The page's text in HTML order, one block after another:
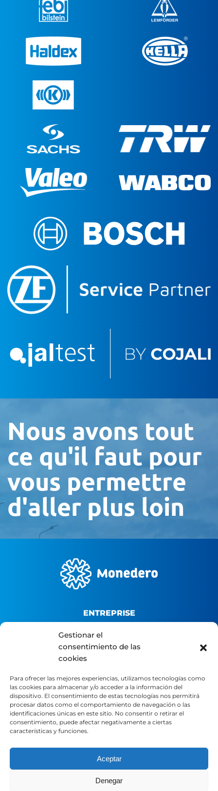
Gestionar el
consentimiento de las
cookies
Para ofrecer las mejores experiencias, utilizamos tecnologías como
las cookies para almacenar y/o acceder a la información del
dispositivo. El consentimiento de estas tecnologías nos permitirá
procesar datos como el comportamiento de navegación o las
identificaciones únicas en este sitio. No consentir o retirar el
consentimiento, puede afectar negativamente a ciertas
características y funciones.
Aceptar
Denegar
Nous avons tout
ce qu'il faut pour
vous permettre
d'aller plus loin
ENTREPRISE
Qui sommes-nous ?
Plateforme B2B
Contact
LÉGAL
Politique de confidentialité
Politique en matière de cookies